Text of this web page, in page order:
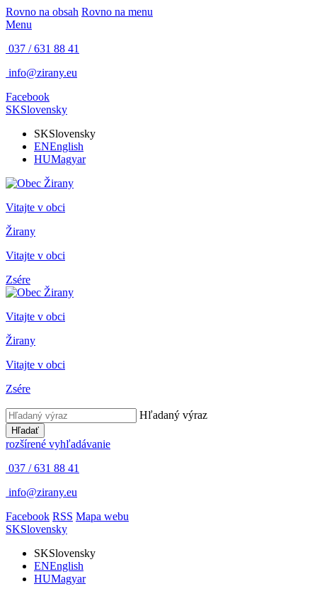
Rovno na obsah Rovno na menu
Menu
037 / 631 88 41
info@zirany.eu
Facebook
SKSlovensky
SKSlovensky
ENEnglish
HUMagyar
Vitajte v obci
Žirany
Vitajte v obci
Zsére
Vitajte v obci
Žirany
Vitajte v obci
Zsére
Hľadaný výraz
Hľadať
rozšírené vyhľadávanie
037 / 631 88 41
info@zirany.eu
Facebook RSS Mapa webu
SKSlovensky
SKSlovensky
ENEnglish
HUMagyar